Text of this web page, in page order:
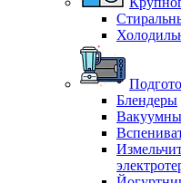
Блендеры